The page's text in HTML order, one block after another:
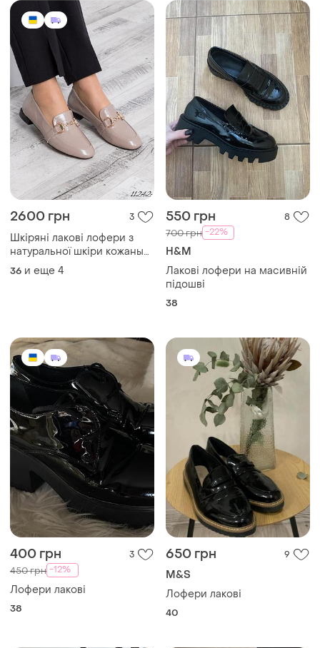
2600 грн 3
Шкіряні лакові лофери з
натуральної шкіри кожаные
лаковые лоферы
натуральная кожа
36 и еще 4
550 грн 8
700 грн -22%
H&M
Лакові лофери на масивній
підошві
38
400 грн 3
450 грн -12%
Лофери лакові
38
650 грн 9
M&S
Лофери лакові
40